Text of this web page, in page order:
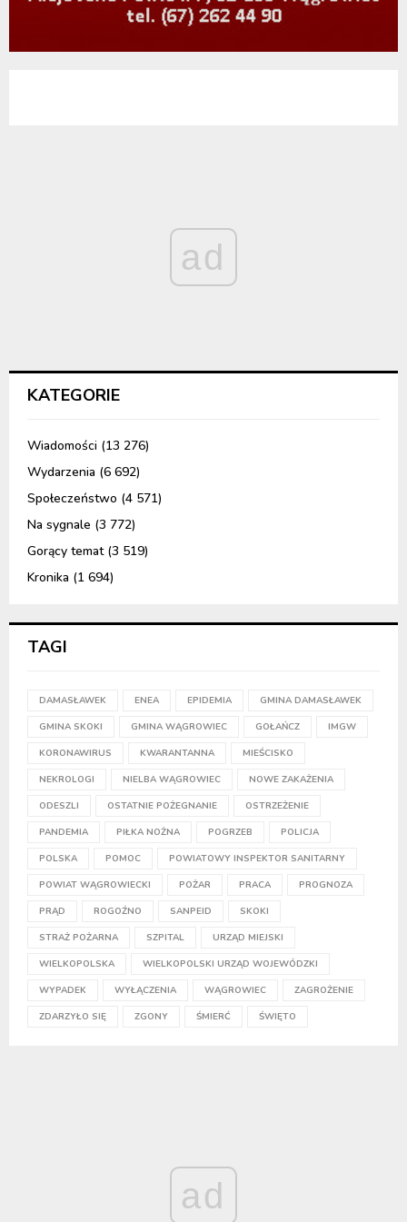
ad
KATEGORIE
Wiadomości (13 276)
Wydarzenia (6 692)
Społeczeństwo (4 571)
Na sygnale (3 772)
Gorący temat(3 519)
Kronika (1 694)
TAGI
DAMASŁAWEK ENEA EPIDEMIA GMINA DAMASŁAWEK
GMINA SKOKI GMINA WĄGROWIEC GOŁAŃCZ IMGW
KORONAWIRUS KWARANTANNA MIEŚCISKO
NEKROLOGI NIELBA WĄGROWIEC NOWE ZAKAŻENIA
ODESZLI OSTATNIE POŻEGNANIE OSTRZEŻENIE
PANDEMIA PIŁKA NOŻNA POGRZEB POLICJA
POLSKA POMOC POWIATOWY INSPEKTOR SANITARNY
POWIAT WĄGROWIECKI POŻAR PRACA PROGNOZA
PRĄD ROGOŹNO SANPEID SKOKI
STRAŻ POŻARNA SZPITAL URZĄD MIEJSKI
WIELKOPOLSKA WIELKOPOLSKI URZĄD WOJEWÓDZKI
WYPADEK WYŁĄCZENIA WĄGROWIEC ZAGROŻENIE
ZDARZYŁO SIĘ ZGONY ŚMIERĆ ŚWIĘTO
ad